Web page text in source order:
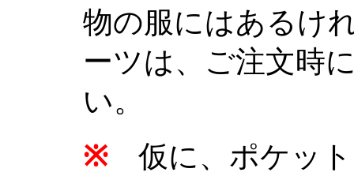
物の服にはあるけ
ーツは、ご注文時
い。
※ 仮に、ポケッ